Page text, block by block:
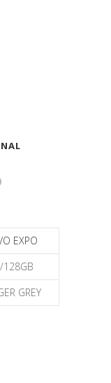
EXPO
128GB
GREY